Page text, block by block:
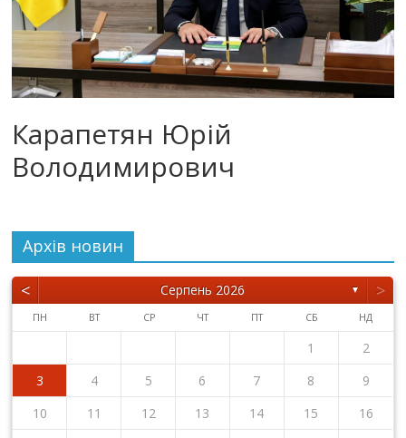
Карапетян Юрій
Володимирович
Архiв новин
< Серпень 2026 ▼ >
ПН ВТ СР ЧТ ПТ СБ НД
1
2
3
4 5 6 7 8
9
10
11 12 13 14 15
16